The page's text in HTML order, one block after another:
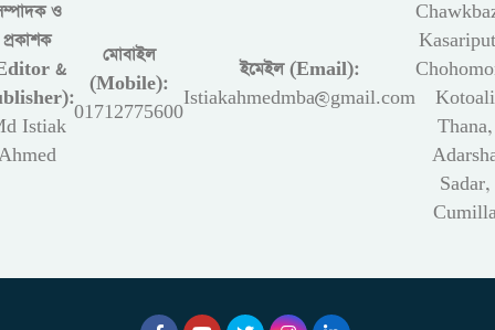
ও
প্রকাশক
&
Istiak
মোবাইল
(Mobile):
01712775600
ইমেইল (Email):
Istiakahmedmba@gmail.com
Kotoali
Thana,
Sadar,